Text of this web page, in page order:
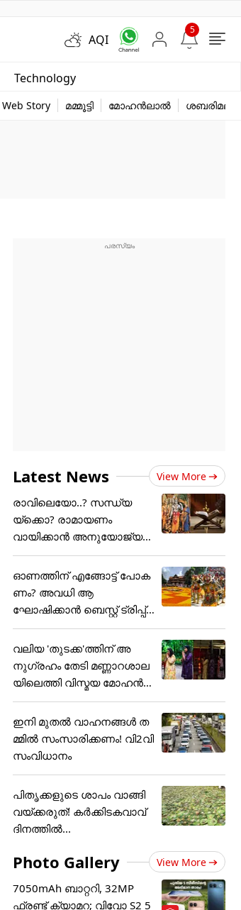
AQI
5
Technology
Web Story മമ്മൂട്ടി മോഹൻലാൽ ശബരിമല
Latest News View More
രാവിലെയോ..? സന്ധ്യ
യ്ക്കൊ? രാമായണം
വായിക്കാൻ അനുയോജ്യ
മായ സമയം....
ഓണത്തിന് എങ്ങോട്ട് പോക
ണം? അവധി ആ
ഘോഷിക്കാൻ ബെസ്റ്റ് ട്രിപ്പ്
പ്ലാൻ
വലിയ 'തുടക്ക'ത്തിന് അ
നുഗ്രഹം തേടി മണ്ണാറശാല
യിലെത്തി വിസ്മയ മോഹൻ
ലാ
ഇനി മുതൽ വാഹനങ്ങൾ ത
മ്മിൽ സംസാരിക്കണം! വി2വി
സംവിധാനം
പിതൃക്കളുടെ ശാപം വാങ്ങി
വയ്ക്കരുത്! കർക്കിടകവാവ്
ദിനത്തിൽ...
Photo Gallery View More
7050mAh ബാറ്ററി, 32MP
ഫ്രണ്ട് ക്യാമറ; വിവോ S2 5